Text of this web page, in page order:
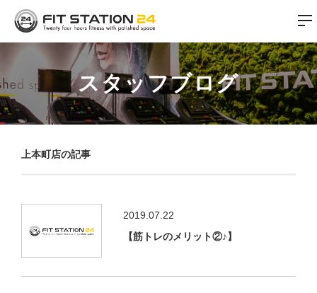
スタッフブログ
上本町店の記事
2019.07.22
【筋トレのメリット②♪】